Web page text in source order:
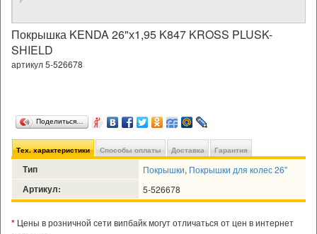
Покрышка KENDA 26"х1,95 K847 KROSS PLUSK-
SHIELD
артикул 5-526678
Поделиться…
Тех. характеристики Способы оплаты Доставка Гарантия
Тип Покрышки, Покрышки для колес 26"
Артикул: 5-526678
* Цены в розничной сети випбайк могут отличаться от цен в интернет